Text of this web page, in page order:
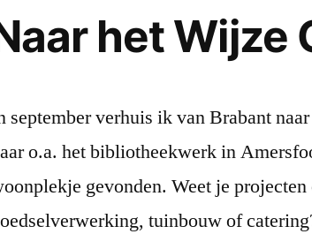
het Wijze
september verhuis ik van Brabant
o.a. het bibliotheekwerk in
gevonden. Weet je
tuinbouw of